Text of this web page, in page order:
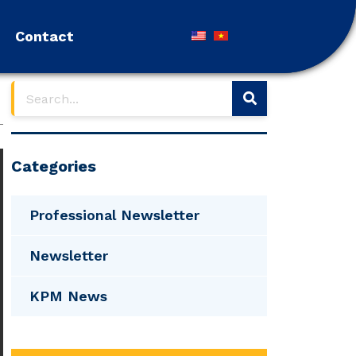
Contact
Contact
Categories
Professional Newsletter
Newsletter
KPM News